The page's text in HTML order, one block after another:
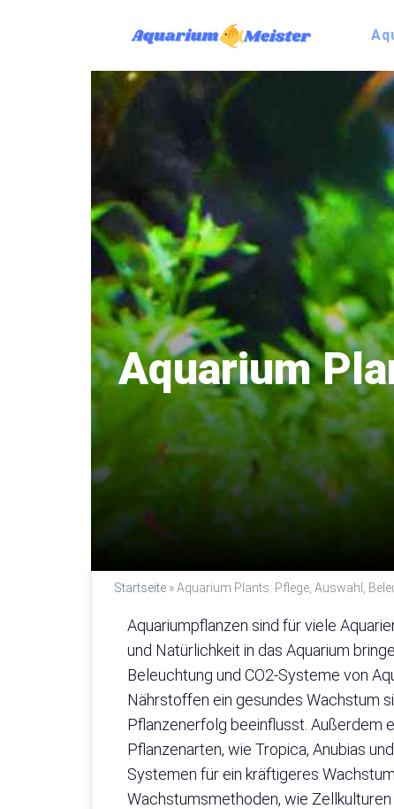
Aquarium
Startseite »Aquarium Plants: Pflege, Auswahl,
Aquariumpflanzen sind für viele
und Natürlichkeit in das Aquarium
Beleuchtung und CO2-Systeme von
Nährstoffen ein gesundes Wachstum
Pflanzenerfolg beeinflusst. Außerdem
Pflanzenarten, wie Tropica, Anubias
Systemen für ein kräftigeres
Wachstumsmethoden, wie